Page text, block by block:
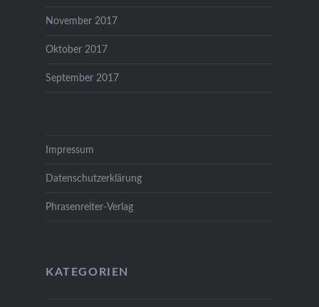
November 2017
Oktober 2017
September 2017
Impressum
Datenschutzerklärung
Phrasenreiter-Verlag
KATEGORIEN